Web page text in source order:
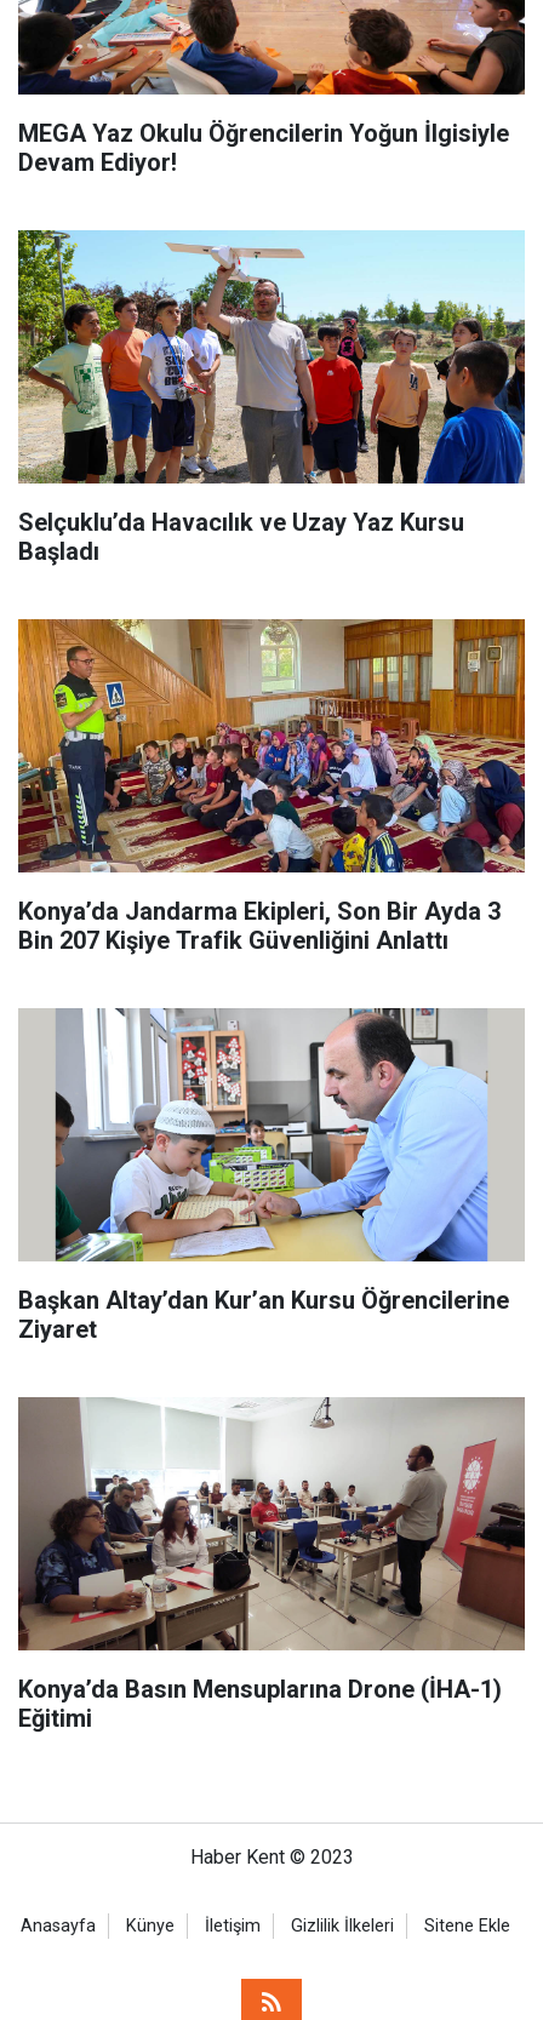
MEGA Yaz Okulu Öğrencilerin Yoğun İlgisiyle
Devam Ediyor!
Selçuklu’da Havacılık ve Uzay Yaz Kursu
Başladı
Konya’da Jandarma Ekipleri, Son Bir Ayda 3
Bin 207 Kişiye Trafik Güvenliğini Anlattı
Başkan Altay’dan Kur’an Kursu Öğrencilerine
Ziyaret
Konya’da Basın Mensuplarına Drone (İHA-1)
Eğitimi
Haber Kent © 2023
Anasayfa Künye İletişim Gizlilik İlkeleri Sitene Ekle